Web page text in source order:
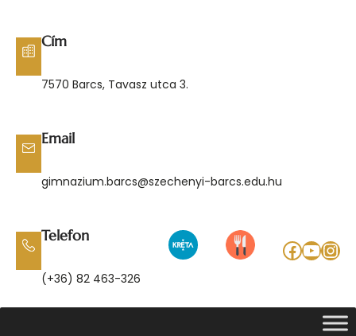
tartalomhoz
Cím
7570 Barcs, Tavasz utca 3.
Email
gimnazium.barcs@szechenyi-barcs.edu.hu
Telefon
(+36) 82 463-326